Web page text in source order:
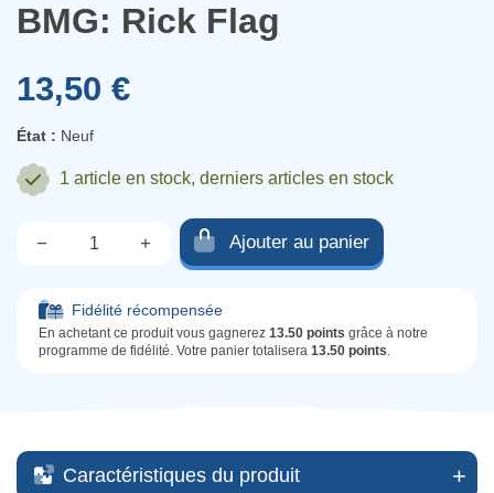
BMG: Rick Flag
13,50 €
État : Neuf
1 article en stock, derniers articles en stock
− + Ajouter au panier
Fidélité récompensée
En achetant ce produit vous gagnerez 13.50 points grâce à notre
programme de fidélité. Votre panier totalisera 13.50 points.
Caractéristiques du produit